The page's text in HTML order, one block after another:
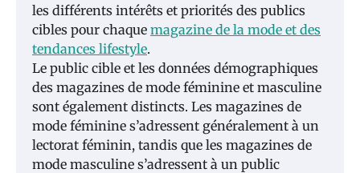
les différents intérêts et priorités des publics
cibles pour chaque magazine de la mode et des
tendances lifestyle.
Le public cible et les données démographiques
des magazines de mode féminine et masculine
sont également distincts. Les magazines de
mode féminine s’adressent généralement à un
lectorat féminin, tandis que les magazines de
mode masculine s’adressent à un public